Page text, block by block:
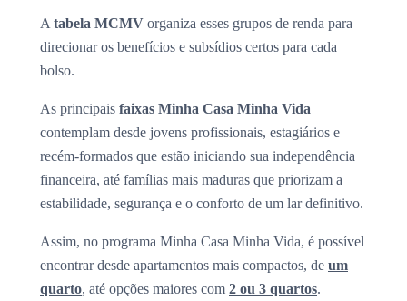
A tabela MCMV organiza esses grupos de renda para
direcionar os benefícios e subsídios certos para cada
bolso.
As principais faixas Minha Casa Minha Vida
contemplam desde jovens profissionais, estagiários e
recém-formados que estão iniciando sua independência
financeira, até famílias mais maduras que priorizam a
estabilidade, segurança e o conforto de um lar definitivo.
Assim, no programa Minha Casa Minha Vida, é possível
encontrar desde apartamentos mais compactos, de um
quarto, até opções maiores com 2 ou 3 quartos.